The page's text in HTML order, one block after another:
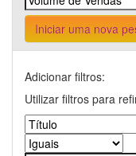
Iniciar uma nova
Adicionar filtros:
Utilizar filtros para